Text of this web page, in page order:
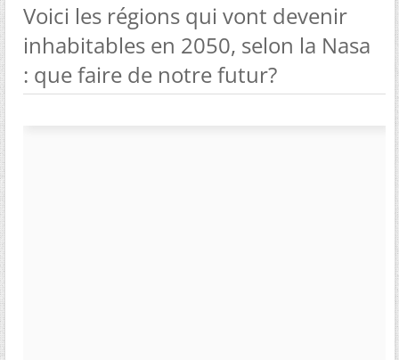
Voici les régions qui vont devenir
inhabitables en 2050, selon la Nasa
: que faire de notre futur?